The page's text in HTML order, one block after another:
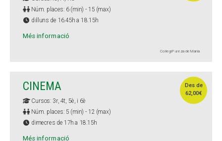
Núm. places: 6 (min) - 15 (max)
dilluns de 16.45h a 18.15h
Més informació
Col·legi Pureza de María
Des de
62,00€
CINEMA
Cursos: 3r, 4t, 5è, i 6è
Núm. places: 5 (min) - 12 (max)
dimecres de 17h a 18.15h
Més informació